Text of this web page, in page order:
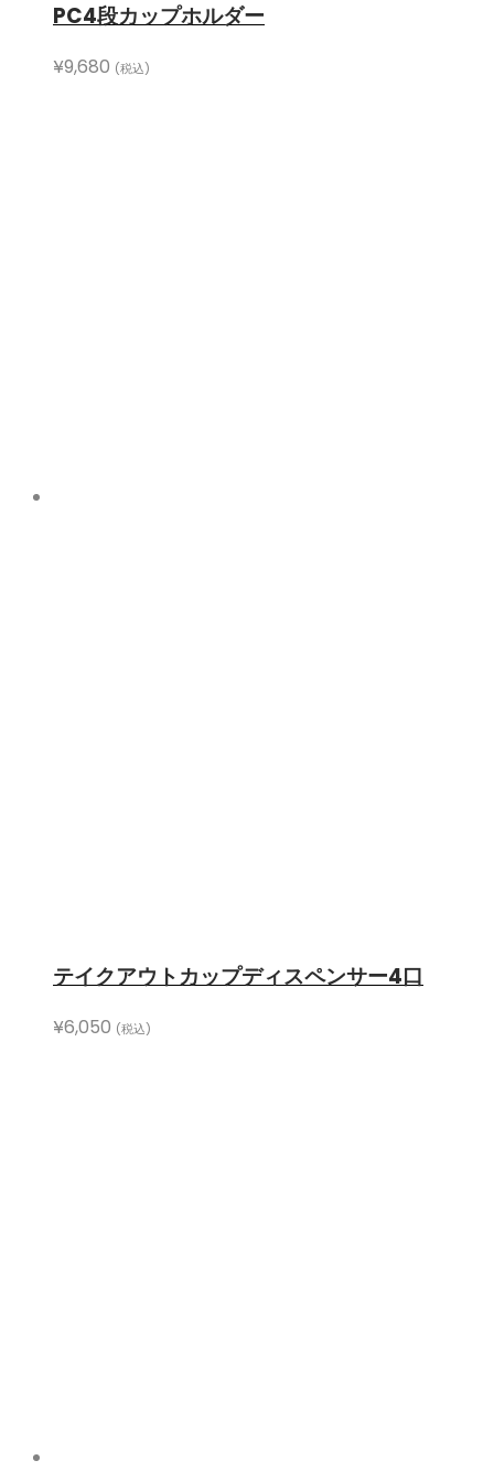
PC4段カップホルダー
¥9,680 (税込)
テイクアウトカップディスペンサー4口
¥6,050 (税込)